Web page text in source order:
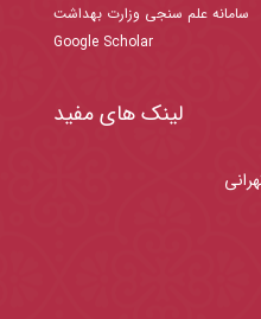
سامانه علم سنجی وزارت بهداشت
Google Scholar
لینک های مفید